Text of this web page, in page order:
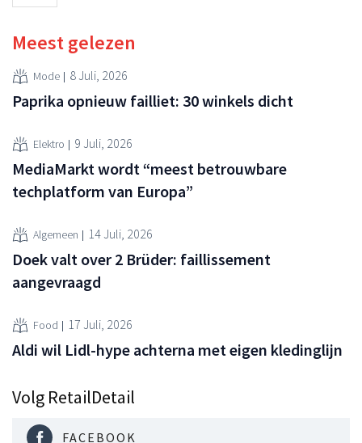
Meest gelezen
Mode 8 Juli, 2026
Paprika opnieuw failliet: 30 winkels dicht
Elektro 9 Juli, 2026
MediaMarkt wordt “meest betrouwbare
techplatform van Europa”
Algemeen 14 Juli, 2026
Doek valt over 2 Brüder: faillissement
aangevraagd
Food 17 Juli, 2026
Aldi wil Lidl-hype achterna met eigen kledinglijn
Volg RetailDetail
FACEBOOK